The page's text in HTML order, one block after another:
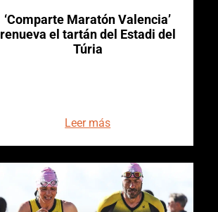
‘Comparte Maratón Valencia’
renueva el tartán del Estadi del
Túria
Leer más